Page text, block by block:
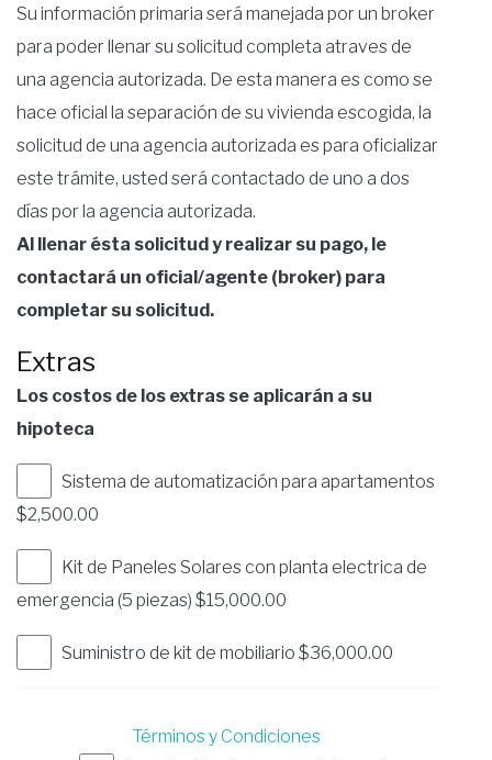
Su información primaria será manejada por un broker
para poder llenar su solicitud completa atraves de
una agencia autorizada. De esta manera es como se
hace oficial la separación de su vivienda escogida, la
solicitud de una agencia autorizada es para oficializar
este trámite, usted será contactado de uno a dos
días por la agencia autorizada.
Al llenar ésta solicitud y realizar su pago, le
contactará un oficial/agente (broker) para
completar su solicitud.
Extras
Los costos de los extras se aplicarán a su
hipoteca
Sistema de automatización para apartamentos
$2,500.00
Kit de Paneles Solares con planta electrica de
emergencia (5 piezas) $15,000.00
Suministro de kit de mobiliario $36,000.00
Términos y Condiciones